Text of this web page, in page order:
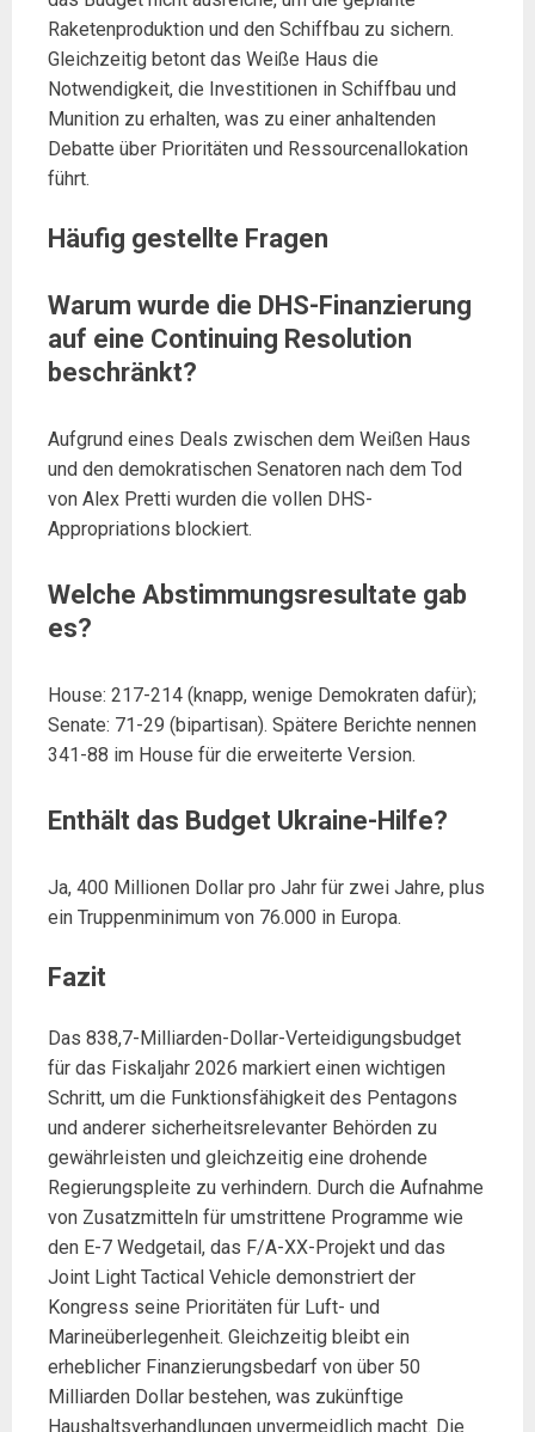
Raketenproduktion und den Schiffbau zu sichern.
Gleichzeitig betont das Weiße Haus die
Notwendigkeit, die Investitionen in Schiffbau und
Munition zu erhalten, was zu einer anhaltenden
Debatte über Prioritäten und Ressourcenallokation
führt.
Häufig gestellte Fragen
Warum wurde die DHS-Finanzierung
auf eine Continuing Resolution
beschränkt?
Aufgrund eines Deals zwischen dem Weißen Haus
und den demokratischen Senatoren nach dem Tod
von Alex Pretti wurden die vollen DHS-
Appropriations blockiert.
Welche Abstimmungsresultate gab
es?
House: 217-214 (knapp, wenige Demokraten dafür);
Senate: 71-29 (bipartisan). Spätere Berichte nennen
341-88 im House für die erweiterte Version.
Enthält das Budget Ukraine-Hilfe?
Ja, 400 Millionen Dollar pro Jahr für zwei Jahre, plus
ein Truppenminimum von 76.000 in Europa.
Fazit
Das 838,7-Milliarden-Dollar-Verteidigungsbudget
für das Fiskaljahr 2026 markiert einen wichtigen
Schritt, um die Funktionsfähigkeit des Pentagons
und anderer sicherheitsrelevanter Behörden zu
gewährleisten und gleichzeitig eine drohende
Regierungspleite zu verhindern. Durch die Aufnahme
von Zusatzmitteln für umstrittene Programme wie
den E-7 Wedgetail, das F/A-XX-Projekt und das
Joint Light Tactical Vehicle demonstriert der
Kongress seine Prioritäten für Luft- und
Marineüberlegenheit. Gleichzeitig bleibt ein
erheblicher Finanzierungsbedarf von über 50
Milliarden Dollar bestehen, was zukünftige
Haushaltsverhandlungen unvermeidlich macht. Die